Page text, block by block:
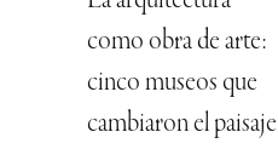
como obra de arte:
cinco museos que
cambiaron el paisaje